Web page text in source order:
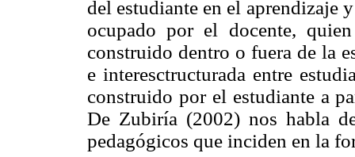
del estudiante en el aprendizaje
ocupado por el docente,
construido dentro o fuera de la
e interesctructurada entre
construido por el estudiante a
De Zubiría (2002) nos habla
pedagógicos que inciden en la